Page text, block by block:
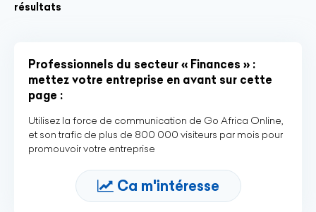
résultats
Professionnels du secteur « Finances » :
mettez votre entreprise en avant sur cette
page :
Utilisez la force de communication de Go Africa Online,
et son trafic de plus de 800 000 visiteurs par mois pour
promouvoir votre entreprise
Ca m'intéresse